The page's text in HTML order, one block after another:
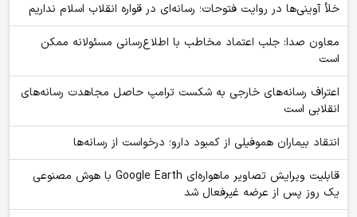
خلأ آوینی‌ها در روایت فتوحات؛ رسانه‌ای در قواره انقلاب اسلام نداریم
معاون صدا: جلب اعتماد مخاطب با اطلاع‌رسانی مسئولانه ممکن
است
اعتراف رسانه‌های خارجی به شکست ترامپ حاصل مجاهدت رسانه‌های
انقلابی است
انتقاد بیماران هموفیلی از کمبود دارو؛ درخواست از رسانه‌ها
قابلیت ویرایش تصاویر ماهواره‌ای Google Earth با هوش مصنوعی
یک روز پس از عرضه غیرفعال شد